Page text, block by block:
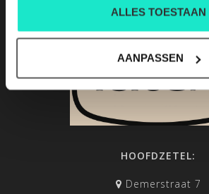
ALLES TOESTAAN
AANPASSEN
HOOFDZETEL:
Demerstraat 7